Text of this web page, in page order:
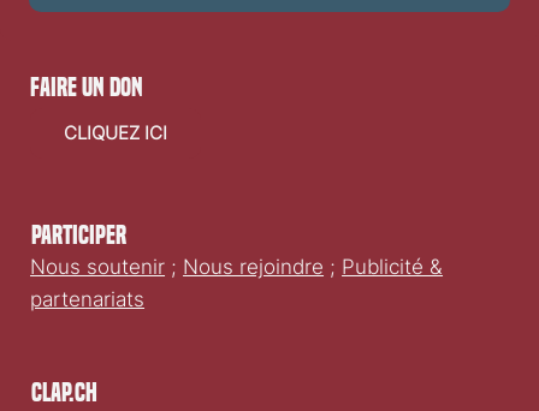
Clap.ch
Participer
Nous soutenir ; Nous rejoindre ; Publicité &
partenariats
faire un don
CLIQUEZ ICI